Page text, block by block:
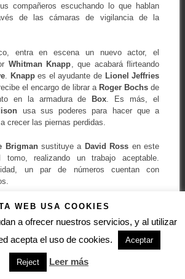
compañeros escuchando lo que hablan
de las cámaras de vigilancia de la
entra en escena un nuevo actor, el
Whitman Knapp, que acabará flirteando
. Knappes el ayudante de Lionel Jeffries
el encargo de librar a Roger Bochs de
en la armadura de
Box. Es más, el
usa sus poderes para hacer que a
crecer las piernas perdidas.
Brigmansustituye a David Ross en este
realizando un trabajo aceptable.
un par de números cuentan con
fill-in dibujado a varias manos que cuenta
de
. Un relato de ciencia
semillas extraterrestres que convierten a la
El otro número está dibujado por
WEB USA COOKIES
a ofrecer nuestros servicios, y al utilizar
acepta el uso de cookies.
Aceptar
Reject Leer más